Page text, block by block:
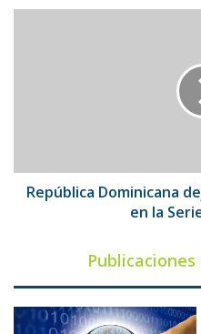
la
Serie
República Dominicana
en la